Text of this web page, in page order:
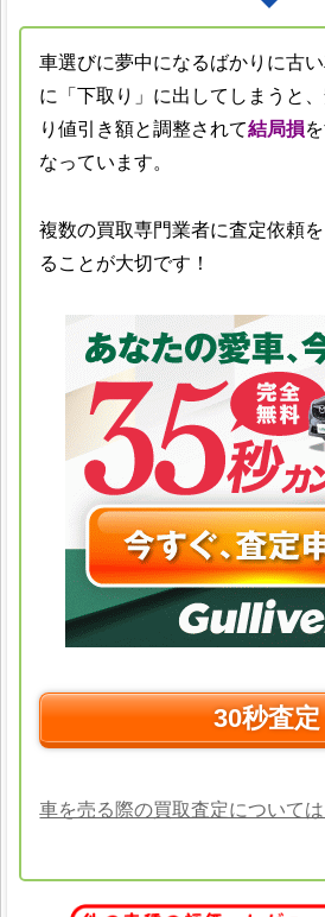
車選びに夢中になるばかりに古
に「下取り」に出してしまうと
り値引き額と調整されて結局損
なっています。
複数の買取専門業者に査定依頼
ることが大切です！
30秒査定
車を売る際の買取査定について